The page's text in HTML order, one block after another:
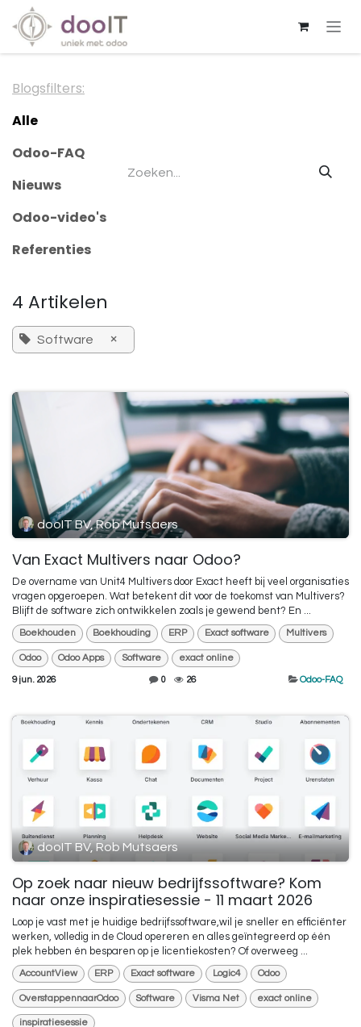
Overslaan naar inhoud
Blogsfilters:
Alle
Odoo-FAQ
Nieuws
Odoo-video's
Referenties
4 Artikelen
Software ×
dooIT BV, Rob Mutsaers
Van Exact Multivers naar Odoo?
De overname van Unit4 Multivers door Exact heeft bij veel organisaties
vragen opgeroepen. Wat betekent dit voor de toekomst van Multivers?
Blijft de software zich ontwikkelen zoals je gewend bent? En ...
Boekhouden Boekhouding ERP Exact software Multivers
Odoo Odoo Apps Software exact online
9 jun. 2026 0 26 Odoo-FAQ
dooIT BV, Rob Mutsaers
Op zoek naar nieuw bedrijfssoftware? Kom
naar onze inspiratiesessie - 11 maart 2026
Loop je vast met je huidige bedrijfssoftware,wil je sneller en efficiënter
werken, volledig in de Cloud opereren en alles geïntegreerd op één
plek hebben én besparen op je licentiekosten? Of overweeg ...
AccountView ERP Exact software Logic4 Odoo
OverstappennaarOdoo Software Visma Net exact online
inspiratiesessie